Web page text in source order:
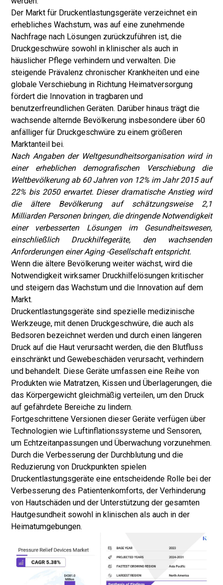
Der Markt für Druckentlastungsgeräte verzeichnet ein
erhebliches Wachstum, was auf eine zunehmende
Nachfrage nach Lösungen zurückzuführen ist, die
Druckgeschwüre sowohl in klinischer als auch in
häuslicher Pflege verhindern und verwalten. Die
steigende Prävalenz chronischer Krankheiten und eine
globale Verschiebung in Richtung Heimatversorgung
fördert die Innovation in tragbaren und
benutzerfreundlichen Geräten. Darüber hinaus trägt die
wachsende alternde Bevölkerung insbesondere über 60
anfälliger für Druckgeschwüre zu einem größeren
Marktanteil bei.
Nach Angaben der Weltgesundheitsorganisation wird in
einer erheblichen demografischen Verschiebung die
Weltbevölkerung ab 60 Jahren von 12% im Jahr 2015 auf
22% bis 2050 erwartet. Dieser dramatische Anstieg wird
die ältere Bevölkerung auf schätzungsweise 2,1
Milliarden Personen bringen, die dringende Notwendigkeit
einer verbesserten Lösungen im Gesundheitswesen,
einschließlich Druckhilfegeräte, den wachsenden
Anforderungen einer Aging -Gesellschaft entspricht.
Wenn die ältere Bevölkerung weiter wächst, wird die
Notwendigkeit wirksamer Druckhilfelösungen kritischer
und steigern das Wachstum und die Innovation auf dem
Markt.
Druckentlastungsgeräte sind spezielle medizinische
Werkzeuge, mit denen Druckgeschwüre, die auch als
Bedsoren bezeichnet werden und durch einen längeren
Druck auf die Haut verursacht werden, die den Blutfluss
einschränkt und Gewebeschäden verursacht, verhindern
und behandelt. Diese Geräte umfassen eine Reihe von
Produkten wie Matratzen, Kissen und Überlagerungen, die
das Körpergewicht gleichmäßig verteilen, um den Druck
auf gefährdete Bereiche zu lindern.
Fortgeschrittene Versionen dieser Geräte verfügen über
Technologien wie Luftinflationssysteme und Sensoren,
um Echtzeitanpassungen und Überwachung vorzunehmen.
Durch die Verbesserung der Durchblutung und die
Reduzierung von Druckpunkten spielen
Druckentlastungsgeräte eine entscheidende Rolle bei der
Verbesserung des Patientenkomforts, der Verhinderung
von Hautschäden und der Unterstützung der gesamten
Hautgesundheit sowohl in klinischen als auch in der
Heimatumgebungen.